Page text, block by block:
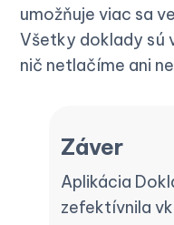
umožňuje viac sa
Všetky doklady sú
nič netlačíme ani
Záver
Aplikácia
zefektívnila